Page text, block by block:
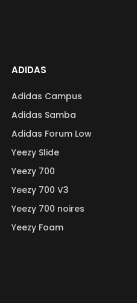
ADIDAS
Adidas Campus
Adidas Samba
Adidas Forum Low
Yeezy Slide
Yeezy 700
Yeezy 700 V3
Yeezy 700 noires
Yeezy Foam